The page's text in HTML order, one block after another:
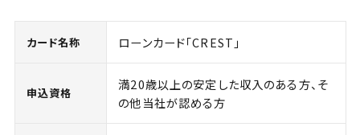
カード名称 ローンカード「CREST」
申込資格
満20歳以上の安定した収入のある方、そ
の他当社が認める方